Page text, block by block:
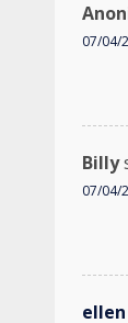
07/04/
Billy
07/04/
ellen